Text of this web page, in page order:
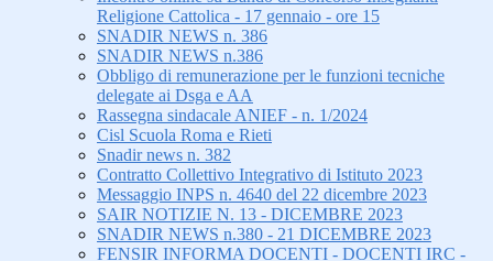
Religione Cattolica - 17 gennaio - ore 15
SNADIR NEWS n. 386
SNADIR NEWS n.386
Obbligo di remunerazione per le funzioni tecniche
delegate ai Dsga e AA
Rassegna sindacale ANIEF - n. 1/2024
Cisl Scuola Roma e Rieti
Snadir news n. 382
Contratto Collettivo Integrativo di Istituto 2023
Messaggio INPS n. 4640 del 22 dicembre 2023
SAIR NOTIZIE N. 13 - DICEMBRE 2023
SNADIR NEWS n.380 - 21 DICEMBRE 2023
FENSIR INFORMA DOCENTI - DOCENTI IRC -